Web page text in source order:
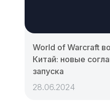
World of Warcraft
Китай: новые
запуска
28.06.2024